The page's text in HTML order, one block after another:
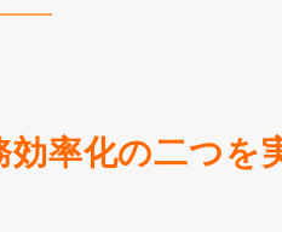
率化の二つを